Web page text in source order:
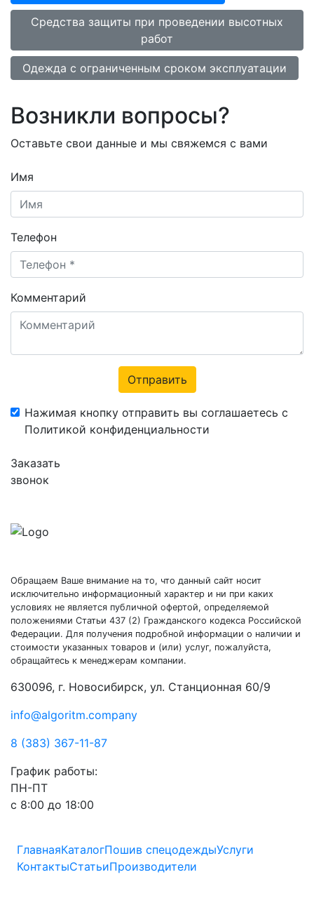
Средства защиты при проведении высотных
работ
Одежда с ограниченным сроком эксплуатации
Возникли вопросы?
Оставьте свои данные и мы свяжемся с вами
Имя
Телефон
Комментарий
Отправить
Нажимая кнопку отправить вы соглашаетесь с
Политикой конфиденциальности
Заказать
звонок
Обращаем Ваше внимание на то, что данный сайт носит
исключительно информационный характер и ни при каких
условиях не является публичной офертой, определяемой
положениями Статьи 437 (2) Гражданского кодекса Российской
Федерации. Для получения подробной информации о наличии и
стоимости указанных товаров и (или) услуг, пожалуйста,
обращайтесь к менеджерам компании.
630096, г. Новосибирск, ул. Станционная 60/9
info@algoritm.company
8 (383) 367-11-87
График работы:
ПН-ПТ
с 8:00 до 18:00
ГлавнаяКаталогПошив спецодеждыУслуги
КонтактыСтатьиПроизводители